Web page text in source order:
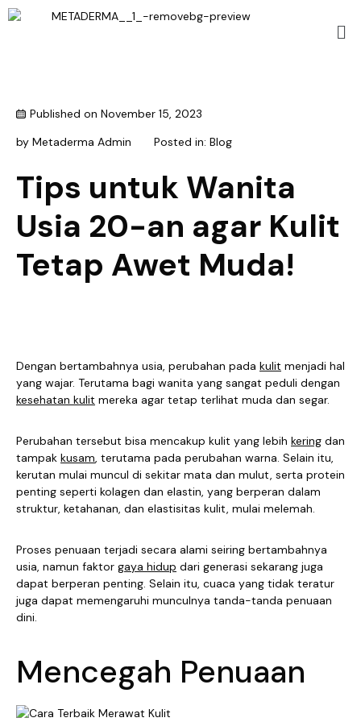
Published on November 15, 2023
by Metaderma Admin Posted in: Blog
Tips untuk Wanita
Usia 20-an agar Kulit
Tetap Awet Muda!
Dengan bertambahnya usia, perubahan pada kulit menjadi hal
yang wajar. Terutama bagi wanita yang sangat peduli dengan
kesehatan kulit mereka agar tetap terlihat muda dan segar.
Perubahan tersebut bisa mencakup kulit yang lebih kering dan
tampak kusam, terutama pada perubahan warna. Selain itu,
kerutan mulai muncul di sekitar mata dan mulut, serta protein
penting seperti kolagen dan elastin, yang berperan dalam
struktur, ketahanan, dan elastisitas kulit, mulai melemah.
Proses penuaan terjadi secara alami seiring bertambahnya
usia, namun faktor gaya hidup dari generasi sekarang juga
dapat berperan penting. Selain itu, cuaca yang tidak teratur
juga dapat memengaruhi munculnya tanda-tanda penuaan
dini.
Mencegah Penuaan